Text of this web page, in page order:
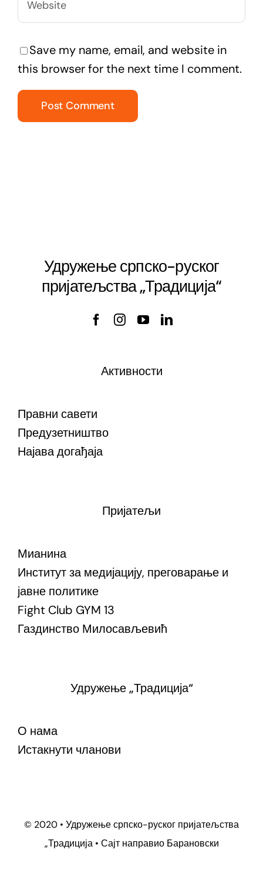
Save my name, email, and website in
this browser for the next time I comment.
Удружење српско-руског
пријатељства „Традиција“
Активности
Правни савети
Предузетништво
Најава догађаја
Пријатељи
Мианина
Институт за медијацију, преговарање и
јавне политике
Fight Club GYM 13
Газдинство Милосављевић
Удружење „Традиција“
О нама
Истакнути чланови
© 2020 • Удружење српско-руског пријатељства
„Традиција • Сајт направио Барановски